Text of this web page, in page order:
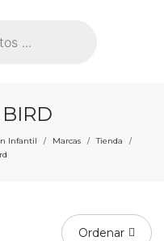
Infantil / Marcas / Tienda /
Ordenar